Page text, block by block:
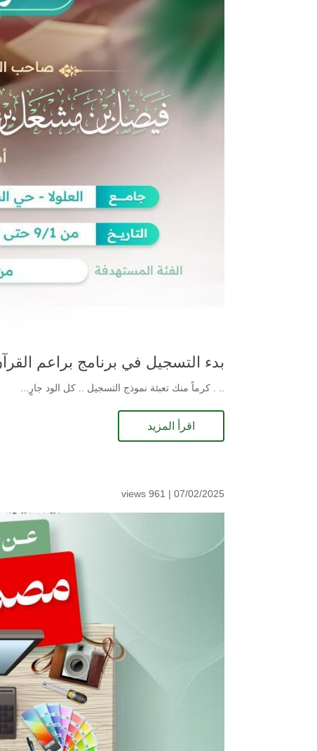
بدء التسجيل في برنامج براعم
.. . كرماً منك تعبئة نموذج التسجيل .. كل الود جارٍ...
اقرأ المزيد
07/02/2025 |
961 views